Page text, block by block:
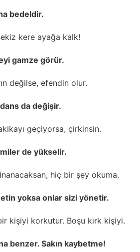
bedeldir.
kere ayağa kalk!
gamze görür.
değilse, efendin olur.
da değişir.
geçiyorsa, çirkinsin.
de yükselir.
hiç bir şey okuma.
yoksa onlar sizi yönetir.
kişiyi korkutur. Boşu kırk kişiyi.
benzer. Sakın kaybetme!